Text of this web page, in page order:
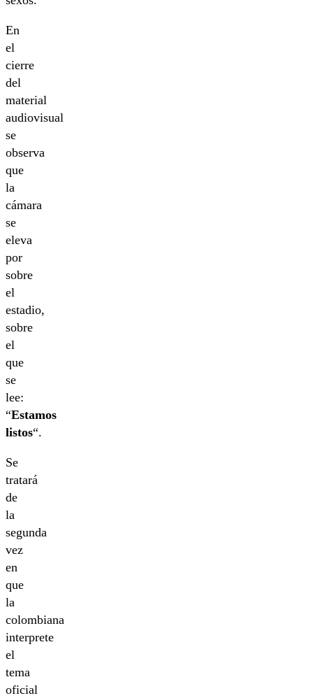
En
el
cierre
del
material
audiovisual
se
observa
que
la
cámara
se
eleva
por
sobre
el
estadio,
sobre
el
que
se
lee:
“Estamos
listos“.
Se
tratará
de
la
segunda
vez
en
que
la
colombiana
interprete
el
tema
oficial